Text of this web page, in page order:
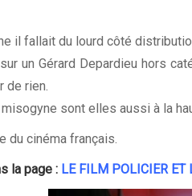
il fallait du lourd côté
un Gérard Depardieu hors
de rien.
sont elles aussi à la
du cinéma français.
la page : LE FILM POLICIER